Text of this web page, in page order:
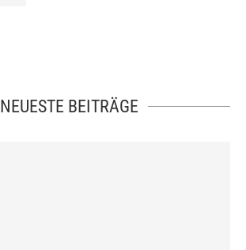
NEUESTE BEITRÄGE